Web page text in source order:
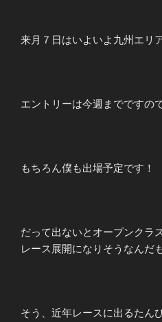
来月７日はいよいよ九州エリ
エントリーは今週までですの
もちろん僕も出場予定です！
だって出ないとオープンクラ
レース展開になりそうなんだ
そう、近年レースに出るたん